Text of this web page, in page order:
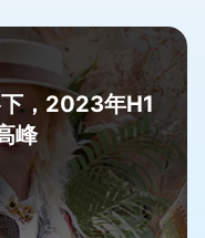
，2023年H1
峰